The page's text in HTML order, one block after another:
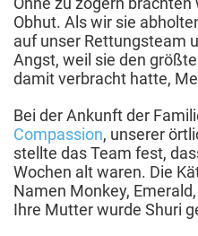
Obhut. Als wir sie
auf unser Rettungsteam
Angst, weil sie den
damit verbracht hatte,
Bei der Ankunft der
Compassion, unserer
stellte das Team fest,
Wochen alt waren. Die
Namen Monkey,
Ihre Mutter wurde Shuri